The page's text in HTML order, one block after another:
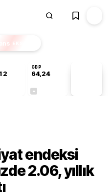
EKSTRA
GBP
64,24
endeksi
2.06, yıllık